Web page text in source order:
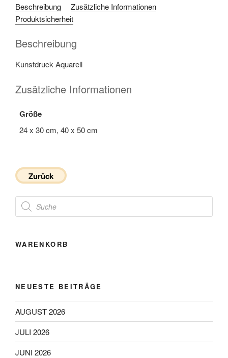
Beschreibung
Zusätzliche Informationen
Produktsicherheit
Beschreibung
Kunstdruck Aquarell
Zusätzliche Informationen
Größe
24 x 30 cm, 40 x 50 cm
Zurück
Products
search
WARENKORB
NEUESTE BEITRÄGE
AUGUST 2026
JULI 2026
JUNI 2026